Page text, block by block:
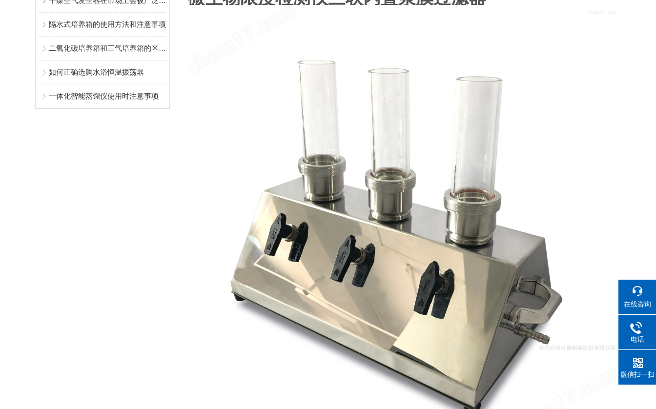
隔水式培养箱的使用方法和注意事项
二氧化碳培养箱和三气培养箱的区别？
如何正确选购水浴恒温振荡器
一体化智能蒸馏仪使用时注意事项
在线咨询
电话
微信扫一扫